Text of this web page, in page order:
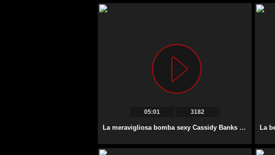
05:01 3182
La meravigliosa bomba sexy Cassidy Banks fa un pompino profondo prima di riempire il cazzo.